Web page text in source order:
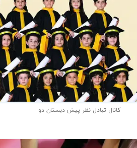
کانال تبادل نظر پیش دبستان دو